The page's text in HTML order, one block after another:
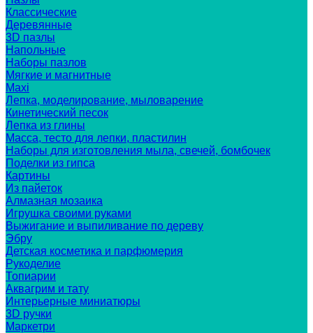
Классические
Деревянные
3D пазлы
Напольные
Наборы пазлов
Мягкие и магнитные
Maxi
Лепка, моделирование, мыловарение
Кинетический песок
Лепка из глины
Масса, тесто для лепки, пластилин
Наборы для изготовления мыла, свечей, бомбочек
Поделки из гипса
Картины
Из пайеток
Алмазная мозаика
Игрушка своими руками
Выжигание и выпиливание по дереву
Эбру
Детская косметика и парфюмерия
Рукоделие
Топиарии
Аквагрим и тату
Интерьерные миниатюры
3D ручки
Маркетри